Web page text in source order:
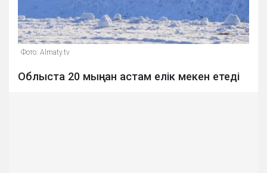
Фото: Almaty.tv
Облыста 20 мыңнан астам елік мекен етеді